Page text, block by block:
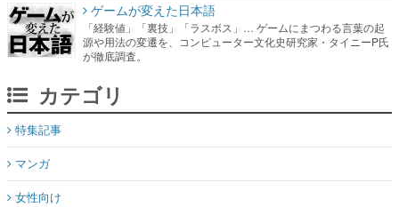
ゲームが変えた日本語
「経験値」「裏技」「ラスボス」… ゲームにまつわる言葉の起
源や用法の変遷を、コンピューター文化史研究家・タイニーP氏
が徹底調査。
カテゴリ
特集記事
マンガ
女性向け